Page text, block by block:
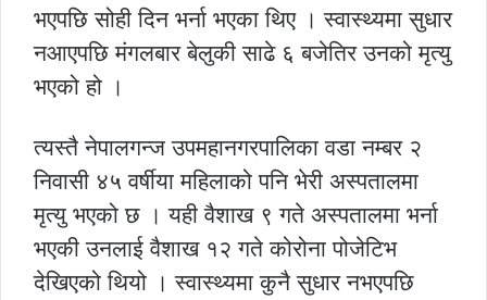
भएपछि सोही दिन भर्ना भएका थिए । स्वास्थ्यमा सुधार
नआएपछि मंगलबार बेलुकी साढे ६ बजेतिर उनको मृत्यु
भएको हो ।
त्यस्तै नेपालगन्ज उपमहानगरपालिका वडा नम्बर २
निवासी ४५ वर्षीया महिलाको पनि भेरी अस्पतालमा
मृत्यु भएको छ । यही वैशाख ९ गते अस्पतालमा भर्ना
भएकी उनलाई वैशाख १२ गते कोरोना पोजेटिभ
देखिएको थियो । स्वास्थ्यमा कुनै सुधार नभएपछि